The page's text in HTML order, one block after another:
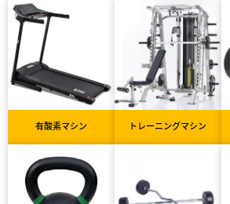
有酸素マシン トレーニングマシン